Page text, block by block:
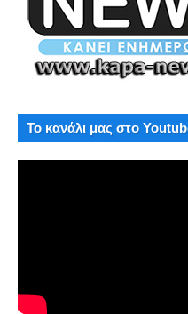
Το κανάλι μας στο